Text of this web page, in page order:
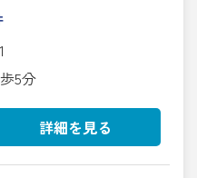
5分
詳細を見る